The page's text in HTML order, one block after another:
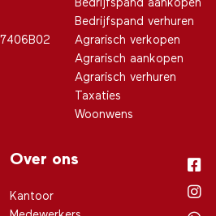
Bedrijfspand aankopen
Bedrijfspand verhuren
Agrarisch verkopen
Agrarisch aankopen
Agrarisch verhuren
Taxaties
Woonwens
Over ons
Kantoor